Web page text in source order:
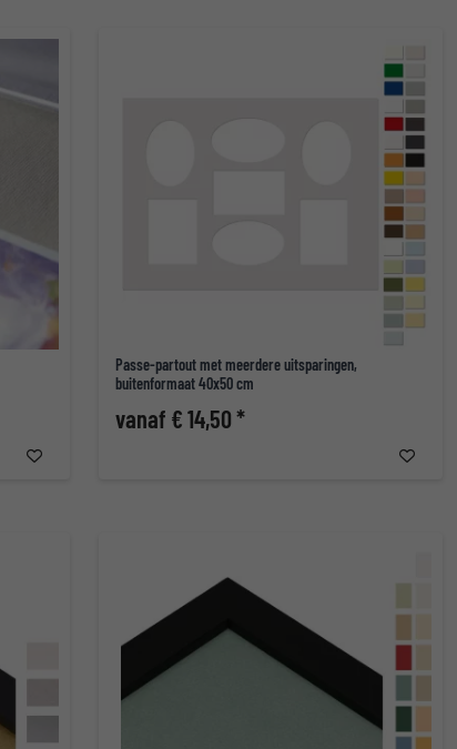
Passe-partout met meerdere uitsparingen,
buitenformaat 40x50 cm
vanaf € 14,50 *